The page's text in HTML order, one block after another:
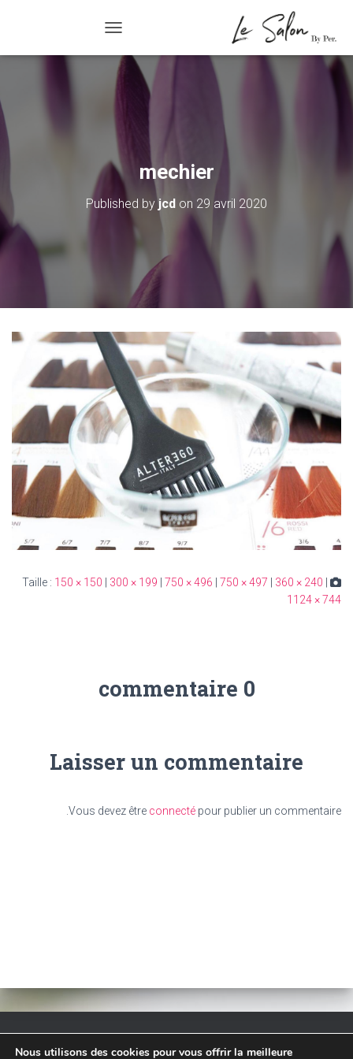
mechier
Published byjcd on 29 avril 2020
150 × 150 300 × 199 750 × 496 750 × 497 360 × 240
1124 × 744
0 commentaire
Laisser un commentaire
Vous devez être connecté pour publier un commentaire.
– RESERVATION EN LIGNE –
ACCUEIL
TARIF
Nous utilisons des cookies pour vous offrir la meilleure